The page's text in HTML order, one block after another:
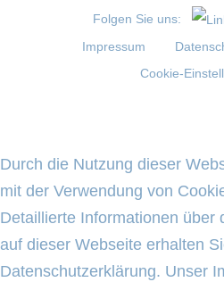
Folgen Sie uns:
Impressum
Cookie-
Durch die Nutzung dieser
mit der Verwendung von
Detaillierte Informationen über
auf dieser Webseite erhalten
Datenschutzerklärung. Unser